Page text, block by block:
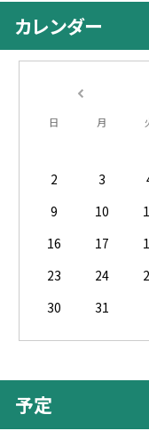
カレンダー
日 月
2
3
9
10
16
17
23
24
30
31
予定